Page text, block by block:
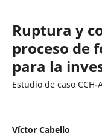
Ruptura y
proceso de
para la
Estudio de caso CCH-
Víctor Cabello